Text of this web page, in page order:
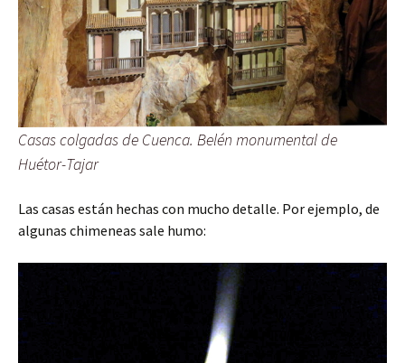
Casas colgadas de Cuenca. Belén monumental de
Huétor-Tajar
Las casas están hechas con mucho detalle. Por ejemplo, de
algunas chimeneas sale humo: